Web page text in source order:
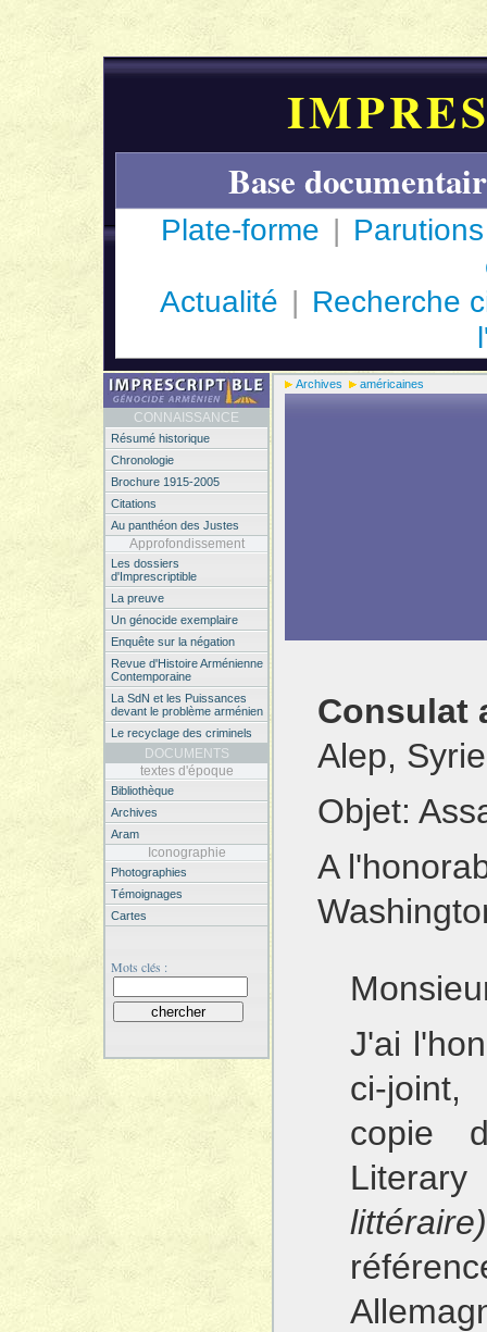
Base
Plate-forme | Parutions
Actualité | Recherche
CONNAISSANCE
Résumé historique
Chronologie
Brochure 1915-2005
Citations
Au panthéon des Justes
Approfondissement
Les dossiers
d'Imprescriptible
La preuve
Un génocide exemplaire
Enquête sur la négation
Revue d'Histoire Arménienne
Contemporaine
La SdN et les Puissances
devant le problème arménien
Le recyclage des criminels
DOCUMENTS
textes d'époque
Bibliothèque
Archives
Aram
Iconographie
Photographies
Témoignages
Cartes
Mots clés :
Archives américaines
Consulat
Alep,
Objet:
A
J'ai
ci-
copie
littéraire)